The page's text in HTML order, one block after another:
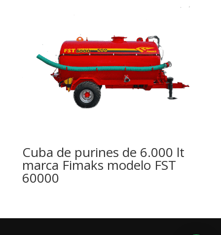
Cuba de purines de 6.000 lt
marca Fimaks modelo FST
60000